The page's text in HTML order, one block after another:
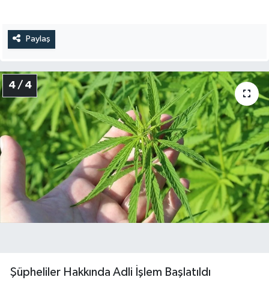
Paylaş
4 / 4
Şüpheliler Hakkında Adli İşlem Başlatıldı